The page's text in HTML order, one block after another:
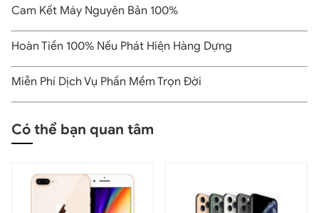
Cam Kết Máy Nguyên Bản 100%
Hoàn Tiền 100% Nếu Phát Hiện Hàng Dựng
Miễn Phí Dịch Vụ Phần Mềm Trọn Đời
Có thể bạn quan tâm